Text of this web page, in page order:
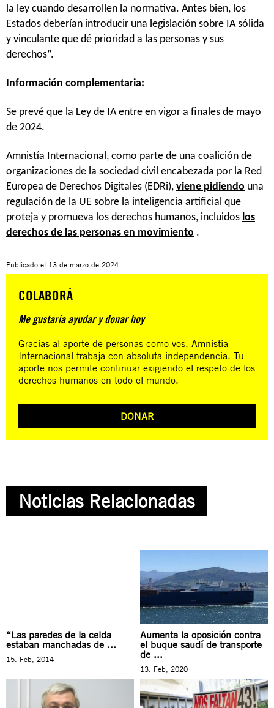
la ley cuando desarrollen la normativa. Antes bien, los
Estados deberían introducir una legislación sobre IA sólida
y vinculante que dé prioridad a las personas y sus
derechos”.
Información complementaria:
Se prevé que la Ley de IA entre en vigor a finales de mayo
de 2024.
Amnistía Internacional, como parte de una coalición de
organizaciones de la sociedad civil encabezada por la Red
Europea de Derechos Digitales (EDRi), viene pidiendo una
regulación de la UE sobre la inteligencia artificial que
proteja y promueva los derechos humanos, incluidos los
derechos de las personas en movimiento .
Publicado el 13 de marzo de 2024
COLABORÁ
Me gustaría ayudar y donar hoy
Gracias al aporte de personas como vos, Amnistía
Internacional trabaja con absoluta independencia. Tu
aporte nos permite continuar exigiendo el respeto de los
derechos humanos en todo el mundo.
DONAR
Noticias Relacionadas
“Las paredes de la celda
estaban manchadas de ...
15. Feb, 2014
Aumenta la oposición contra
el buque saudí de transporte
de ...
13. Feb, 2020